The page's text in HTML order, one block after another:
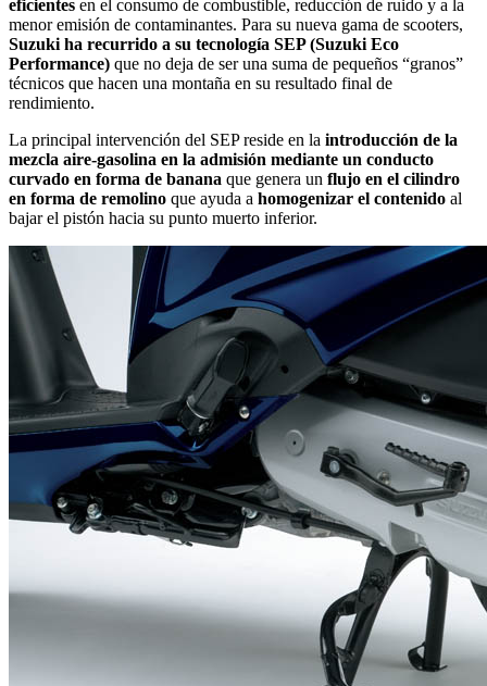
eficientes en el consumo de combustible, reducción de ruido y a la
menor emisión de contaminantes. Para su nueva gama de scooters,
Suzuki ha recurrido a su tecnología SEP (Suzuki Eco
Performance) que no deja de ser una suma de pequeños “granos”
técnicos que hacen una montaña en su resultado final de
rendimiento.
La principal intervención del SEP reside en la introducción de la
mezcla aire-gasolina en la admisión mediante un conducto
curvado en forma de banana que genera un flujo en el cilindro
en forma de remolino que ayuda a homogenizar el contenido al
bajar el pistón hacia su punto muerto inferior.